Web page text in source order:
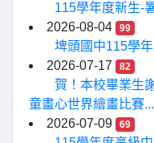
115學年度新生-
2026-08-04
99
埤頭國中115學
2026-07-17
82
賀！本校畢業生
童畫心世界繪畫比賽...
2026-07-09
69